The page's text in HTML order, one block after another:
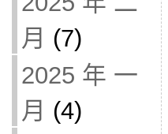
月 (7)
2025 年 一
月 (4)